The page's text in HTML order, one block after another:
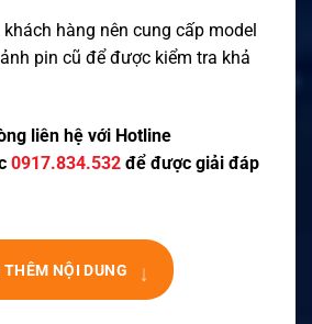
hàng nên cung cấp model
pin cũ để được kiểm tra khả
liên hệ với Hotline
0917.834.532 để được giải đáp
THÊM NỘI DUNG ↓